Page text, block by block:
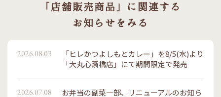
「店舗販売商品」に関連する
お知らせをみる
2026.08.03
「ヒレかつよしもとカレー」を8/5(水)より
「大丸心斎橋店」にて期間限定で発売
2026.07.08
お弁当の副菜一部、リニューアルのお知ら